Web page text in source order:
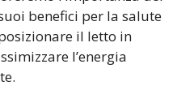
benefici per la salute
il letto in
l’energia